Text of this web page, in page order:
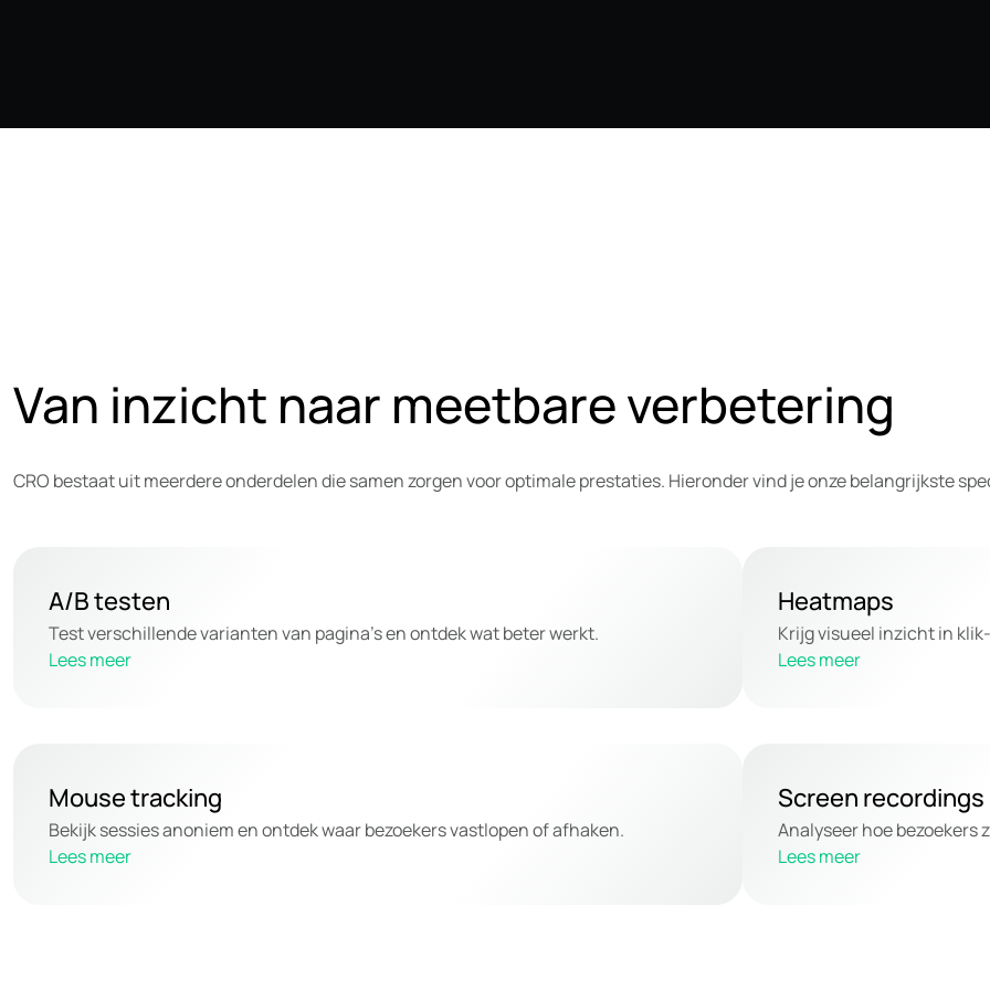
Van inzicht naar meetbare verbetering
CRO bestaat uit meerdere onderdelen die samen zorgen voor optimale prestaties. Hieronder vind je onze belangrijkste
A/B testen
Test verschillende varianten van pagina’s en ontdek wat beter werkt.
Lees meer
Heatmaps
Krijg visueel inzicht in
Lees meer
Mouse tracking
Bekijk sessies anoniem en ontdek waar bezoekers vastlopen of afhaken.
Lees meer
Screen recordings
Analyseer hoe bezoekers
Lees meer